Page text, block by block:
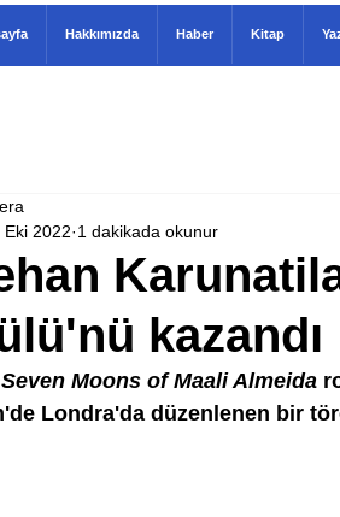
kazandı
Eki 2022 1 dakikada okunur
Moons of Maali Almeida
Londra'da düzenlenen bir
Hakkımızda Haber Kitap